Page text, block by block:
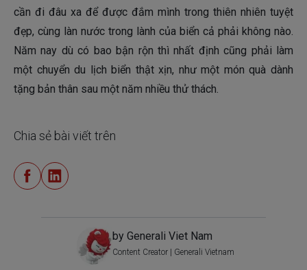
cần đi đâu xa để được đắm mình trong thiên nhiên tuyệt
đẹp, cùng làn nước trong lành của biển cả phải không nào.
Năm nay dù có bao bận rộn thì nhất định cũng phải làm
một chuyển du lịch biển thật xịn, như một món quà dành
tặng bản thân sau một năm nhiều thử thách.
Chia sẻ bài viết trên
by Generali Viet Nam
Content Creator | Generali Vietnam